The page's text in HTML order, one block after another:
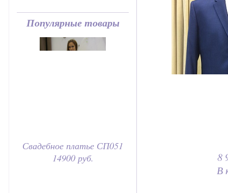
Популярные товары
Свадебное платье СП051
14900 руб.
8
В